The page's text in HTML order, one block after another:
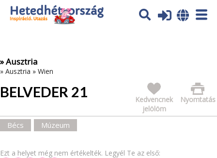
Az oldal sütiket (cookies) használ. További tájékoztatás itt:
Adatvédelmi tájékoztató
» Ausztria
» Ausztria » Wien
BELVEDER 21 Nyomtatás
Kedvencnek
jelölöm
Bécs Múzeum
Ezt a helyet még nem értékelték. Legyél Te az első: